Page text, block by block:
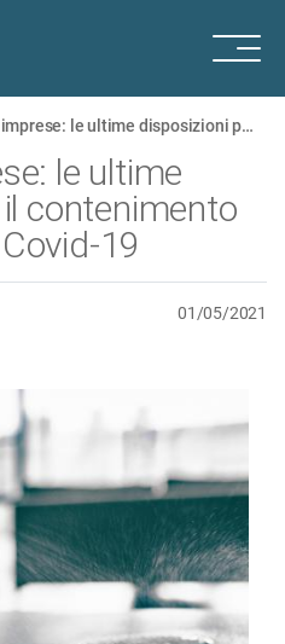
Guida alle imprese: le ultime disposizioni per il contenimento del contagio da Covid-19
le ultime
contenimento
19
01/05/2021